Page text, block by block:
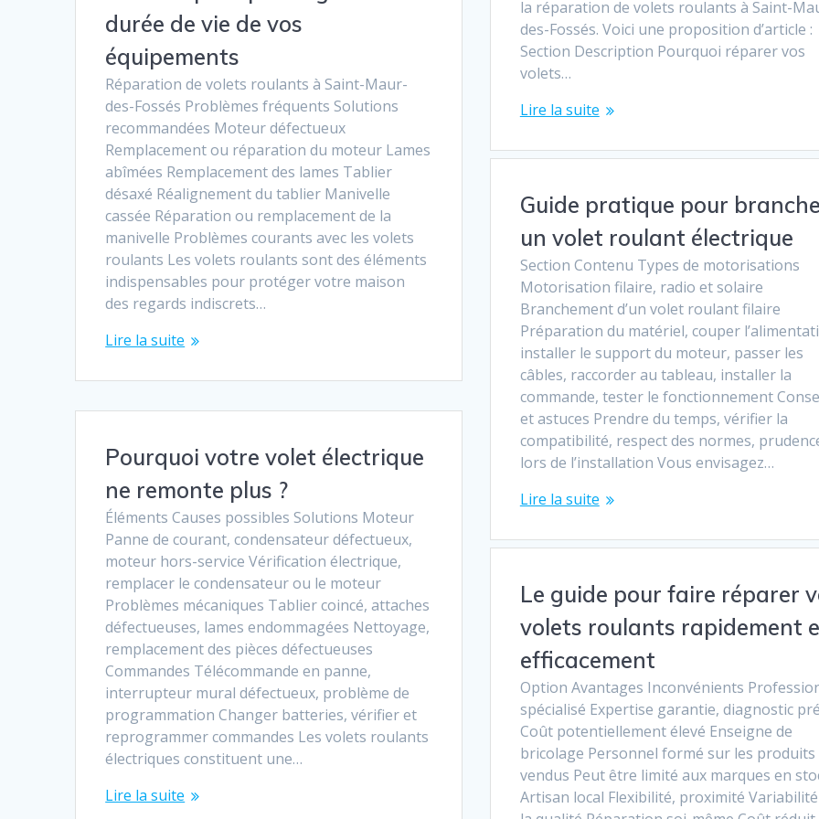
la réparation de volets roulants à Saint-
des-Fossés. Voici une proposition d’article :
Section Description Pourquoi réparer vos
volets…
Lire la suite
durée de vie de vos
équipements
Réparation de volets roulants à Saint-Maur-
des-Fossés Problèmes fréquents Solutions
recommandées Moteur défectueux
Remplacement ou réparation du moteur Lames
abîmées Remplacement des lames Tablier
désaxé Réalignement du tablier Manivelle
cassée Réparation ou remplacement de la
manivelle Problèmes courants avec les volets
roulants Les volets roulants sont des éléments
indispensables pour protéger votre maison
des regards indiscrets…
Lire la suite
Guide pratique pour
un volet roulant électrique
Section Contenu Types de motorisations
Motorisation filaire, radio et solaire
Branchement d’un volet roulant filaire
Préparation du matériel, couper
installer le support du moteur, passer les
câbles, raccorder au tableau, installer la
commande, tester le fonctionnement
et astuces Prendre du temps, vérifier la
compatibilité, respect des normes,
lors de l’installation Vous envisagez…
Lire la suite
Pourquoi votre volet électrique
ne remonte plus ?
Éléments Causes possibles Solutions Moteur
Panne de courant, condensateur défectueux,
moteur hors-service Vérification électrique,
remplacer le condensateur ou le moteur
Problèmes mécaniques Tablier coincé, attaches
défectueuses, lames endommagées Nettoyage,
remplacement des pièces défectueuses
Commandes Télécommande en panne,
interrupteur mural défectueux, problème de
programmation Changer batteries, vérifier et
reprogrammer commandes Les volets roulants
électriques constituent une…
Lire la suite
Le guide pour faire réparer
volets roulants rapidement
efficacement
Option Avantages Inconvénients
spécialisé Expertise garantie, diagnostic
Coût potentiellement élevé Enseigne de
bricolage Personnel formé sur les produits
vendus Peut être limité aux marques en
Artisan local Flexibilité, proximité